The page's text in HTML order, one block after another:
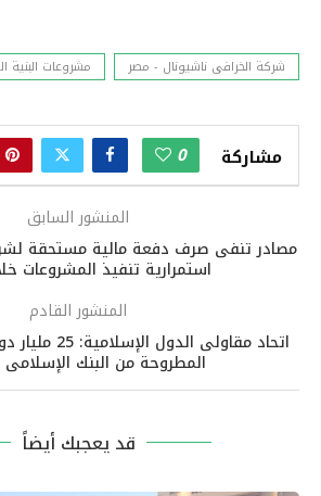
شركة الخرافى ناشيونال - مصر مشروعات البنية
مشاركة 0
المنشور السابق
مصادر تنفى صرف دفعة مالية مستحقة
استمرارية تنفيذ المشروعات خلال
المنشور القادم
اتحاد مقاولى
المطروحة من البنك الإسلامى
قد يعجبك أيضاً